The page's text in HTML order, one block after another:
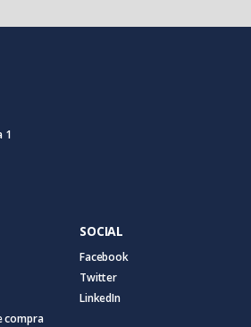
1
compra
SOCIAL
Facebook
Twitter
LinkedIn